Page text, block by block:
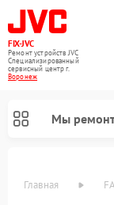
FIX-JVC
Ремонт устройств JVC
Специализированный
cервисный центр г.
Воронеж
Мы
Главная